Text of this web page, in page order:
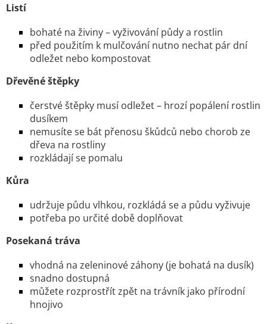
Listí
bohaté na živiny – vyživování půdy a rostlin
před použitím k mulčování nutno nechat pár dní
odležet nebo kompostovat
Dřevěné štěpky
čerstvé štěpky musí odležet – hrozí popálení rostlin
dusíkem
nemusíte se bát přenosu škůdců nebo chorob ze
dřeva na rostliny
rozkládají se pomalu
Kůra
udržuje půdu vlhkou, rozkládá se a půdu vyživuje
potřeba po určité době doplňovat
Posekaná tráva
vhodná na zeleninové záhony (je bohatá na dusík)
snadno dostupná
můžete rozprostřít zpět na trávník jako přírodní
hnojivo